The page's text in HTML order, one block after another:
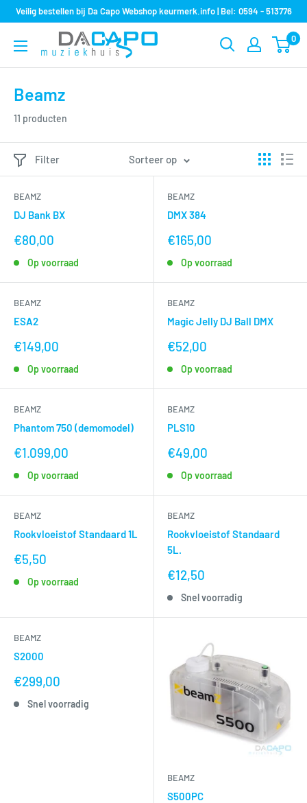
naar
inhoud
Veilig bestellen bij Da Capo Webshop keurmerk.info | Bel: 0594 - 513776
Muziekhuis
Da
0
Beamz
11 producten
Filter Sorteer op
BEAMZ
DJ Bank BX
nu
€80,00
Op voorraad
BEAMZ
DMX 384
nu
€165,00
Op voorraad
BEAMZ
ESA2
nu
€149,00
Op voorraad
BEAMZ
Magic Jelly DJ Ball DMX
nu
€52,00
Op voorraad
BEAMZ
Phantom 750 (demomodel)
nu
€1.099,00
Op voorraad
BEAMZ
PLS10
nu
€49,00
Op voorraad
BEAMZ
Rookvloeistof Standaard 1L
nu
€5,50
Op voorraad
BEAMZ
Rookvloeistof Standaard
5L.
nu
€12,50
Snel voorradig
BEAMZ
S2000
nu
€299,00
Snel voorradig
BEAMZ
S500PC